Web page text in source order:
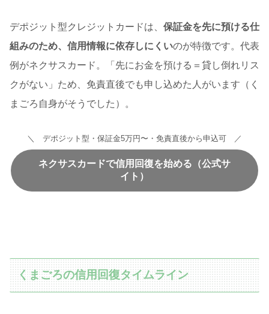
デポジット型クレジットカードは、 保証金を先に預ける仕
組みのため、信用情報に依存しにくいのが特徴です。代表
例がネクサスカード。「先にお金を預ける＝貸し倒れリス
クがない」ため、免責直後でも申し込めた人がいます（く
まごろ自身がそうでした）。
＼ デポジット型・保証金5万円〜・免責直後から申込可 ／
ネクサスカードで信用回復を始める（公式サ
イト）
くまごろの信用回復タイムライン